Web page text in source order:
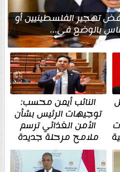
تهجير الفلسطينيين أو
بالوضع في...
النائب أيمن محسب:
توجيهات الرئيس بشأن
الأمن الغذائي ترسم
ملامح مرحلة جديدة